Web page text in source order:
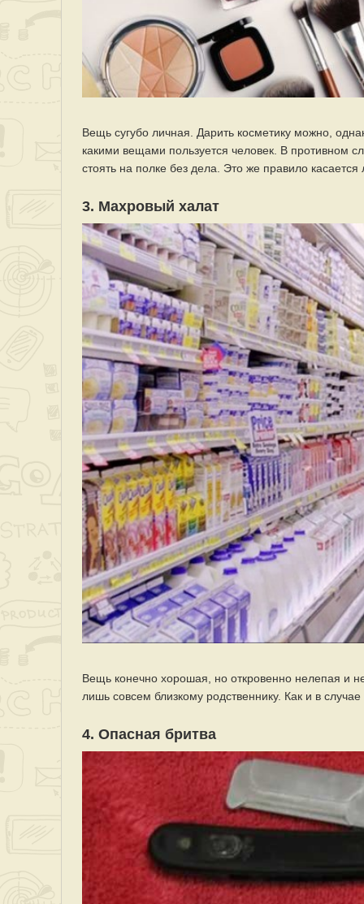
Вещь сугубо личная. Дарить косметику можно,
какими вещами пользуется человек. В противном
стоять на полке без дела. Это же правило
3. Махровый халат
Вещь конечно хорошая, но откровенно нелепая и
лишь совсем близкому родственнику. Как и в
4. Опасная бритва